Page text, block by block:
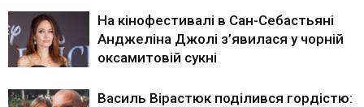
На кінофестивалі в Сан-Себастьяні
Анджеліна Джолі з’явилася у чорній
оксамитовій сукні
Василь Вірастюк поділився гордістю: